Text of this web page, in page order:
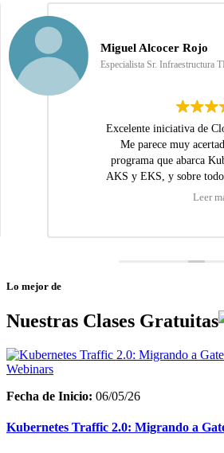
Miguel Alcocer Rojo
Especialista Sr. Infraestructura TI
Excelente iniciativa de
Me parece muy
programa que abarca
AKS y EKS, y sobre todo
practica.Leer más
Lo mejor de
Nuestras Clases Gratuitas
Webinars
Fecha de Inicio: 06/05/26
Kubernetes Traffic 2.0: Migrando a